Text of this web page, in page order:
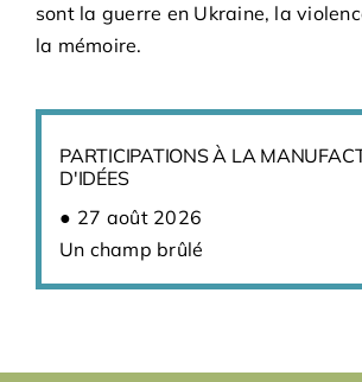
sont la guerre en Ukraine, la
la mémoire.
PARTICIPATIONS À LA
D'IDÉES
27 août 2026
Un champ brûlé